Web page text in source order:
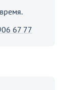
67 77